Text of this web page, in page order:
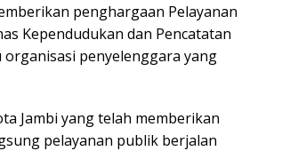
penghargaan Pelayanan
Kependudukan dan Pencatatan
organisasi penyelenggara yang
Jambi yang telah memberikan
pelayanan publik berjalan